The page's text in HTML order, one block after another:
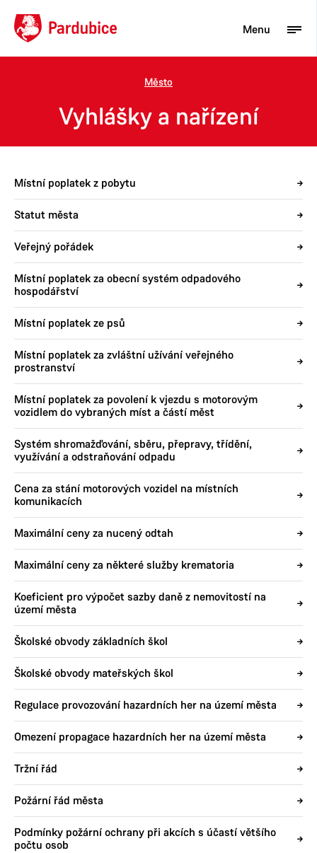
Aktuality
Podnikatel
Město
Vyhlášky a nařízení
Místní poplatek z pobytu
Statut města
Veřejný pořádek
Místní poplatek za obecní systém odpadového
hospodářství
Místní poplatek ze psů
Místní poplatek za zvláštní užívání veřejného
prostranství
Místní poplatek za povolení k vjezdu s motorovým
vozidlem do vybraných míst a částí měst
Systém shromažďování, sběru, přepravy, třídění,
využívání a odstraňování odpadu
Cena za stání motorových vozidel na místních
komunikacích
Maximální ceny za nucený odtah
Maximální ceny za některé služby krematoria
Koeficient pro výpočet sazby daně z nemovitostí na
území města
Školské obvody základních škol
Školské obvody mateřských škol
Regulace provozování hazardních her na území města
Omezení propagace hazardních her na území města
Tržní řád
Požární řád města
Podmínky požární ochrany při akcích s účastí většího
počtu osob
Menu